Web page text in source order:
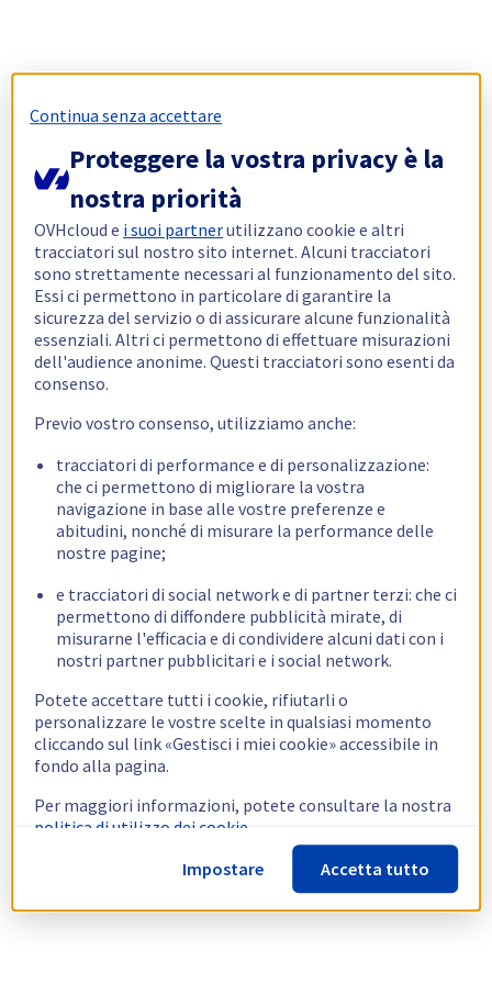
Continua senza accettare
Proteggere la vostra privacy è la
nostra priorità
OVHcloud e i suoi partnerutilizzano cookie e altri
tracciatori sul nostro sito internet. Alcuni tracciatori
sono strettamente necessari al funzionamento del sito.
Essi ci permettono in particolare di garantire la
sicurezza del servizio o di assicurare alcune funzionalità
essenziali. Altri ci permettono di effettuare misurazioni
dell'audience anonime. Questi tracciatori sono esenti da
consenso.
Previo vostro consenso, utilizziamo anche:
tracciatori di performance e di personalizzazione:
che ci permettono di migliorare la vostra
navigazione in base alle vostre preferenze e
abitudini, nonché di misurare la performance delle
nostre pagine;
e tracciatori di social network e di partner terzi: che ci
permettono di diffondere pubblicità mirate, di
misurarne l'efficacia e di condividere alcuni dati con i
nostri partner pubblicitari e i social network.
Potete accettare tutti i cookie, rifiutarli o
personalizzare le vostre scelte in qualsiasi momento
cliccando sul link «Gestisci i miei cookie» accessibile in
fondo alla pagina.
Per maggiori informazioni, potete consultare la nostra
politica di utilizzo dei cookie.
Impostare
Accetta tutto